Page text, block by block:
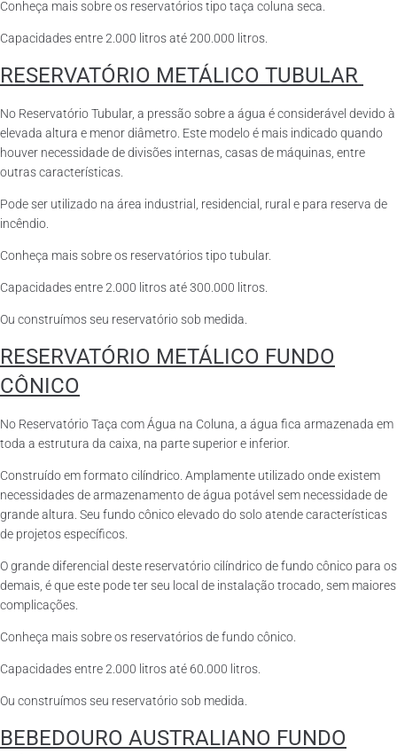
Conheça mais sobre os reservatórios tipo taça coluna seca.
Capacidades entre 2.000 litros até 200.000 litros.
RESERVATÓRIO METÁLICO TUBULAR
No Reservatório Tubular, a pressão sobre a água é considerável devido à
elevada altura e menor diâmetro. Este modelo é mais indicado quando
houver necessidade de divisões internas, casas de máquinas, entre
outras características.
Pode ser utilizado na área industrial, residencial, rural e para reserva de
incêndio.
Conheça mais sobre os reservatórios tipo tubular.
Capacidades entre 2.000 litros até 300.000 litros.
Ou construímos seu reservatório sob medida.
RESERVATÓRIO METÁLICO FUNDO
CÔNICO
No Reservatório Taça com Água na Coluna, a água fica armazenada em
toda a estrutura da caixa, na parte superior e inferior.
Construído em formato cilíndrico. Amplamente utilizado onde existem
necessidades de armazenamento de água potável sem necessidade de
grande altura. Seu fundo cônico elevado do solo atende características
de projetos específicos.
O grande diferencial deste reservatório cilíndrico de fundo cônico para os
demais, é que este pode ter seu local de instalação trocado, sem maiores
complicações.
Conheça mais sobre os reservatórios de fundo cônico.
Capacidades entre 2.000 litros até 60.000 litros.
Ou construímos seu reservatório sob medida.
BEBEDOURO AUSTRALIANO FUNDO